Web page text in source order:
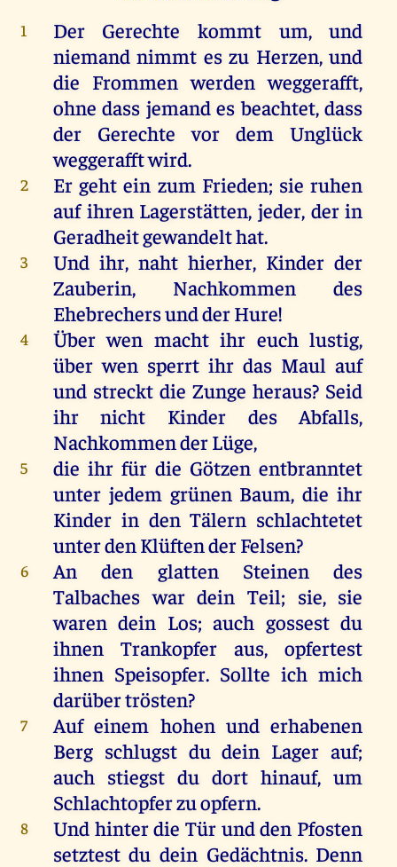
1 Der Gerechte kommt um,und
niemand nimmt es zu Herzen,und
die Frommen werden weggerafft,
ohne dass jemand es beachtet, dass
der
Gerechte vor dem
Unglück
weggerafftwird.
2 Er geht ein zum Frieden; sie ruhen
auf ihrenLagerstätten, jeder, der in
Geradheitgewandelthat.
3 Und ihr, naht hierher, Kinder der
Zauberin, Nachkommen
des
EhebrechersundderHure!
4 Über wen macht ihr euch lustig,
über wensperrtihr das Maul auf
und streckt die Zunge heraus? Seid
ihr
nicht Kinder desAbfalls,
NachkommenderLüge,
5 die ihr für die Götzen entbranntet
unterjedem grünen Baum,die ihr
Kinder in den Tälern schlachtetet
unterdenKlüftenderFelsen?
6 An den glatten Steinen
des
Talbacheswar dein Teil; sie, sie
waren dein Los;auch gossestdu
ihnen
Trankopfer aus,opfertest
ihnen Speisopfer. Sollte ich mich
darübertrösten?
7 Auf einem hohen und erhabenen
Berg schlugst du dein Lager auf;
auchstiegst du dort hinauf,um
Schlachtopferzuopfern.
8 Und hinterdie Tür undden Pfosten
setztest du dein Gedächtnis. Denn